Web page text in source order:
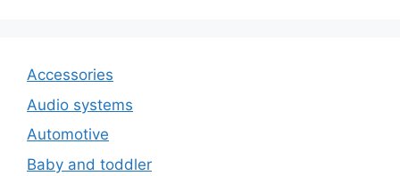
Accessories
Audio systems
Automotive
Baby and toddler